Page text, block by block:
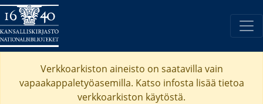
Verkkoarkiston aineisto on saatavilla vain
vapaakappaletyöasemilla. Katso infosta lisää tietoa
verkkoarkiston käytöstä.